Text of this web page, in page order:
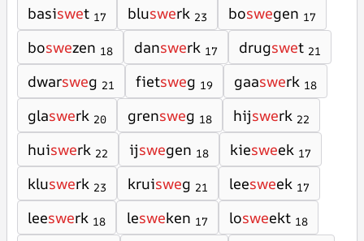
basiswet 17 bluswerk 23 boswegen 17
boswezen 18 danswerk 17 drugswet 21
dwarsweg 21 fietsweg 19 gaaswerk 18
glaswerk 20 grensweg 18 hijswerk 22
huiswerk 22 ijswegen 18 kiesweek 17
kluswerk 23 kruisweg 21 leesweek 17
leeswerk 18 lesweken 17 losweekt 18